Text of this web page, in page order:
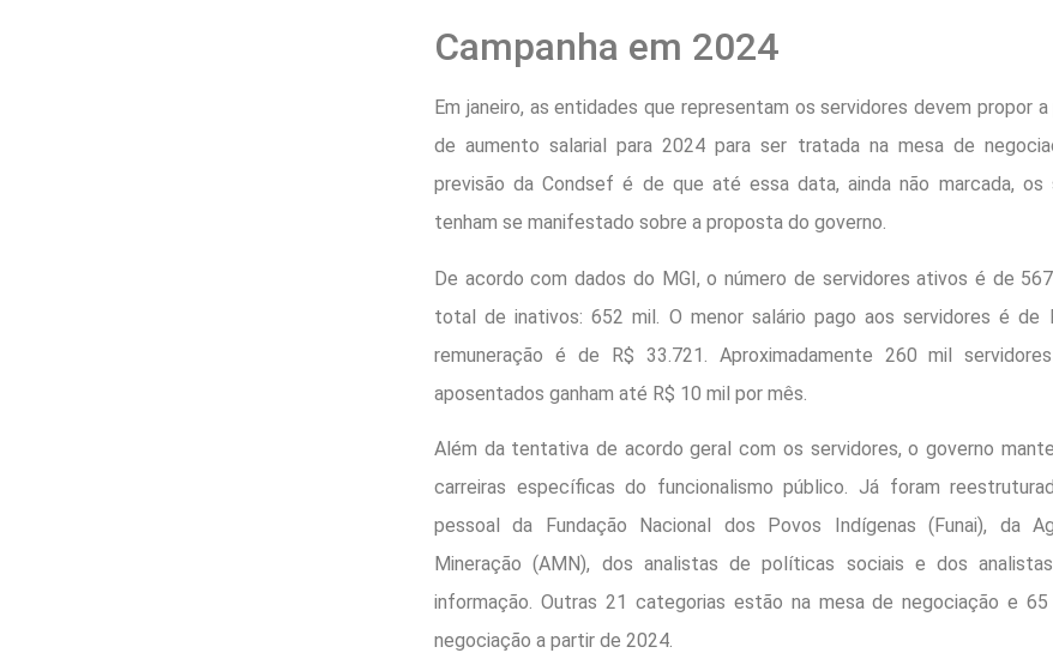
Campanha em 2024
Em janeiro, as entidades que representam os servidores devem propor
de aumento salarial para 2024 para ser tratada na mesa de
previsão da Condsef é de que até essa data, ainda não marcada, os
tenham se manifestado sobre a proposta do governo.
De acordo com dados do MGI, o número de servidores ativos é de
total de inativos: 652 mil. O menor salário pago aos servidores é de
remuneração é de R$ 33.721. Aproximadamente 260 mil
aposentados ganham até R$ 10 mil por mês.
Além da tentativa de acordo geral com os servidores, o governo
carreiras específicas do funcionalismo público. Já foram
pessoal da Fundação Nacional dos Povos Indígenas (Funai), da
Mineração (AMN), dos analistas de políticas sociais e dos
informação. Outras 21 categorias estão na mesa de negociação e
negociação a partir de 2024.